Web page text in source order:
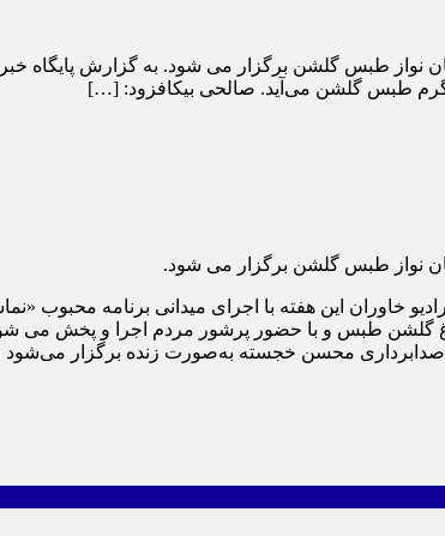
نواز طبس گلشن برگزار می شود. به گزارش پایگاه
طبس گلشن می‌آید. صالحی بیکافزود: […]
نواز طبس گلشن برگزار می شود.
خاوران این هفته با اجرای میدانی برنامه محبوب
صدابرداری محسن خجسته به‌صورت زنده برگزار